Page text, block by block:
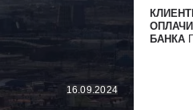
16.09.2024
БАНКА